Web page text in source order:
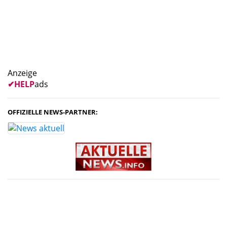
Anzeige
✔HELPads
OFFIZIELLE NEWS-PARTNER: